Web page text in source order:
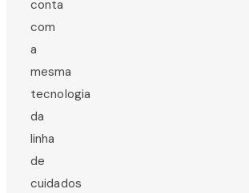
conta
com
a
mesma
tecnologia
da
linha
de
cuidados